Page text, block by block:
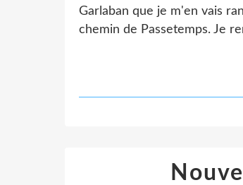
Garlaban que je m'en vais
chemin de Passetemps. Je